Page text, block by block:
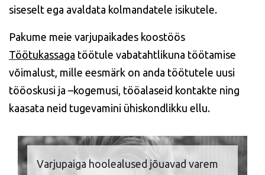
siseselt ega avaldata kolmandatele isikutele.
Pakume meie varjupaikades koostöös
Töötukassaga töötule vabatahtlikuna töötamise
võimalust, mille eesmärk on anda töötutele uusi
tööoskusi ja –kogemusi, tööalaseid kontakte ning
kaasata neid tugevamini ühiskondlikku ellu.
Varjupaiga hoolealused jõuavad varem